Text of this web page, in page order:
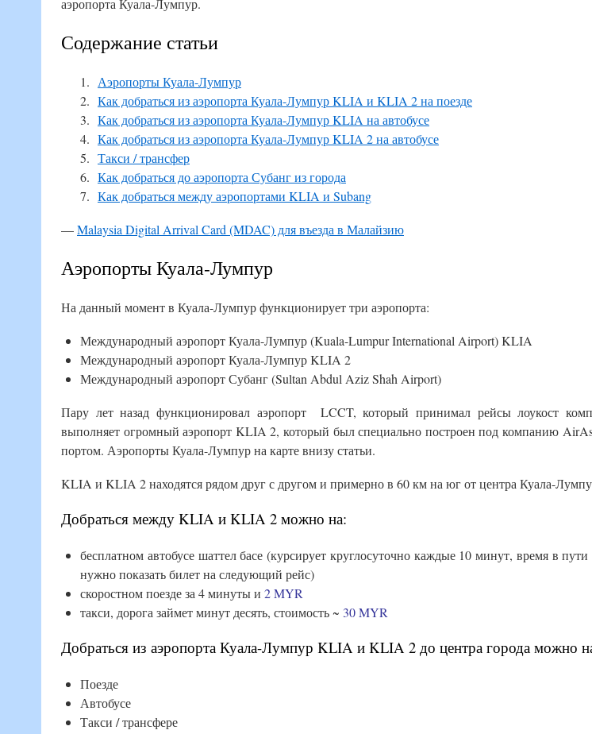
аэропорта Куала-Лумпур.
Содержание статьи
Аэропорты Куала-Лумпур
Как добраться из аэропорта Куала-Лумпур KLIA и KLIA 2 на поезде
Как добраться из аэропорта Куала-Лумпур KLIA на автобусе
Как добраться из аэропорта Куала-Лумпур KLIA 2 на автобусе
Такси / трансфер
Как добраться до аэропорта Субанг из города
Как добраться между аэропортами KLIA и Subang
—Malaysia Digital Arrival Card (MDAC) для въезда в Малайзию
Аэропорты Куала-Лумпур
На данный момент в Куала-Лумпур функционирует три аэропорта:
Международный аэропорт Куала-Лумпур (Kuala-Lumpur International Airport) KLIA
Международный аэропорт Куала-Лумпур KLIA 2
Международный аэропорт Субанг (Sultan Abdul Aziz Shah Airport)
Пару лет назад функционировал аэропорт LCCT, который принимал рейсы лоукост
выполняет огромный аэропорт KLIA 2, который был специально построен под компанию
портом. Аэропорты Куала-Лумпур на карте внизу статьи.
KLIA и KLIA 2 находятся рядом друг с другом и примерно в 60 км на юг от центра Куала-
Добраться между KLIA и KLIA 2 можно на:
бесплатном автобусе шаттел басе (курсирует круглосуточно каждые 10 минут, время в
нужно показать билет на следующий рейс)
скоростном поезде за 4 минуты и 2 MYR
такси, дорога займет минут десять, стоимость ~ 30 MYR
Добраться из аэропорта Куала-Лумпур KLIA и KLIA 2 до центра города можно
Поезде
Автобусе
Такси / трансфере